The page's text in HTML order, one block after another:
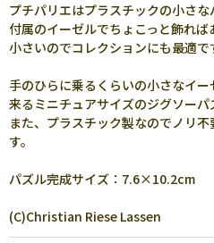
プチパリエはプラスチックの小さな
付属のイーゼルでちょこっと飾れば
小さいのでコレクションにも最適で
手のひらに乗るくらいの小さなイ
来るミニチュアサイズのジグソーパ
また、プラスチック製なのでノリ
す。
パズル完成サイズ：7.6×10.2cm
(C)Christian Riese Lassen